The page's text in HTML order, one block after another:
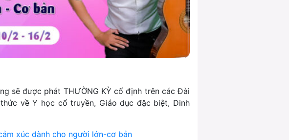
sẽ được phát THƯỜNG KỲ cố định trên các Đài
về Y học cổ truyền, Giáo dục đặc biệt, Dinh
xúc dành cho người lớn-cơ bản